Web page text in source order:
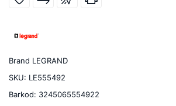
Brand LEGRAND
SKU: LE555492
Barkod: 3245065554922